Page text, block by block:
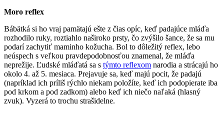
Moro reflex
Bábätká si ho vraj pamätajú ešte z čias opíc, keď padajúce mláďa
rozhodilo ruky, roztiahlo naširoko prsty, čo zvýšilo šance, že sa mu
podarí zachytiť maminho kožucha. Bol to dôležitý reflex, lebo
neúspech s veľkou pravdepodobnosťou znamenal, že mláďa
neprežije. Ľudské mláďatá sa s týmto reflexom narodia a strácajú ho
okolo 4. až 5. mesiaca. Prejavuje sa, keď majú pocit, že padajú
(napríklad ich príliš rýchlo niekam položíte, keď ich podopierate iba
pod krkom a pod zadkom) alebo keď ich niečo naľaká (hlasný
zvuk). Vyzerá to trochu strašidelne.